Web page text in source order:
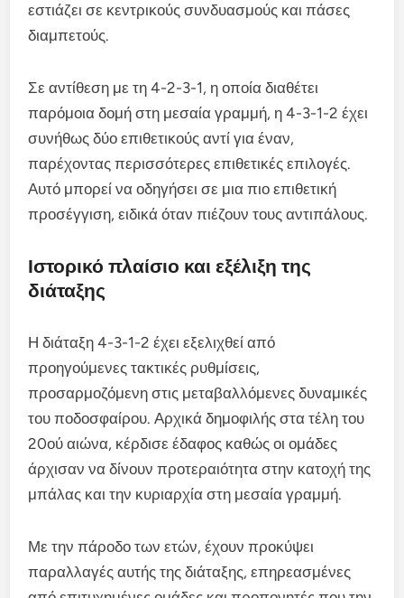
εστιάζει σε κεντρικούς συνδυασμούς και πάσες
διαμπετούς.
Σε αντίθεση με τη 4-2-3-1, η οποία διαθέτει
παρόμοια δομή στη μεσαία γραμμή, η 4-3-1-2 έχει
συνήθως δύο επιθετικούς αντί για έναν,
παρέχοντας περισσότερες επιθετικές επιλογές.
Αυτό μπορεί να οδηγήσει σε μια πιο επιθετική
προσέγγιση, ειδικά όταν πιέζουν τους αντιπάλους.
Ιστορικό πλαίσιο και εξέλιξη της
διάταξης
Η διάταξη 4-3-1-2 έχει εξελιχθεί από
προηγούμενες τακτικές ρυθμίσεις,
προσαρμοζόμενη στις μεταβαλλόμενες δυναμικές
του ποδοσφαίρου. Αρχικά δημοφιλής στα τέλη του
20ού αιώνα, κέρδισε έδαφος καθώς οι ομάδες
άρχισαν να δίνουν προτεραιότητα στην κατοχή της
μπάλας και την κυριαρχία στη μεσαία γραμμή.
Με την πάροδο των ετών, έχουν προκύψει
παραλλαγές αυτής της διάταξης, επηρεασμένες